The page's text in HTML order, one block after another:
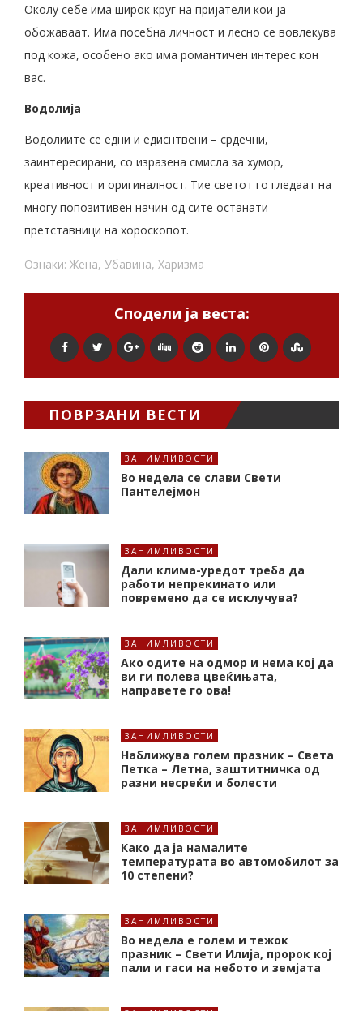
Околу себе има широк круг на пријатели кои ја
обожаваат. Има посебна личност и лесно се вовлекува
под кожа, особено ако има романтичен интерес кон
вас.
Водолија
Водолиите се едни и едиснтвени – срдечни,
заинтересирани, со изразена смисла за хумор,
креативност и оригиналност. Тие светот го гледаат на
многу попозитивен начин од сите останати
претставници на хороскопот.
Ознаки: Жена, Убавина, Харизма
Сподели ја веста:
ПОВРЗАНИ ВЕСТИ
ЗАНИМЛИВОСТИ
Во недела се слави Свети
Пантелејмон
ЗАНИМЛИВОСТИ
Дали клима-уредот треба да
работи непрекинато или
повремено да се исклучува?
ЗАНИМЛИВОСТИ
Ако одите на одмор и нема кој да
ви ги полева цвеќињата,
направете го ова!
ЗАНИМЛИВОСТИ
Наближува голем празник – Света
Петка – Летна, заштитничка од
разни несреќи и болести
ЗАНИМЛИВОСТИ
Како да ја намалите
температурата во автомобилот за
10 степени?
ЗАНИМЛИВОСТИ
Во недела е голем и тежок
празник – Свети Илија, пророк кој
пали и гаси на небото и земјата